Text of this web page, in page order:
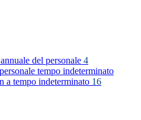
del personale 4
tempo indeterminato
a tempo indeterminato 16